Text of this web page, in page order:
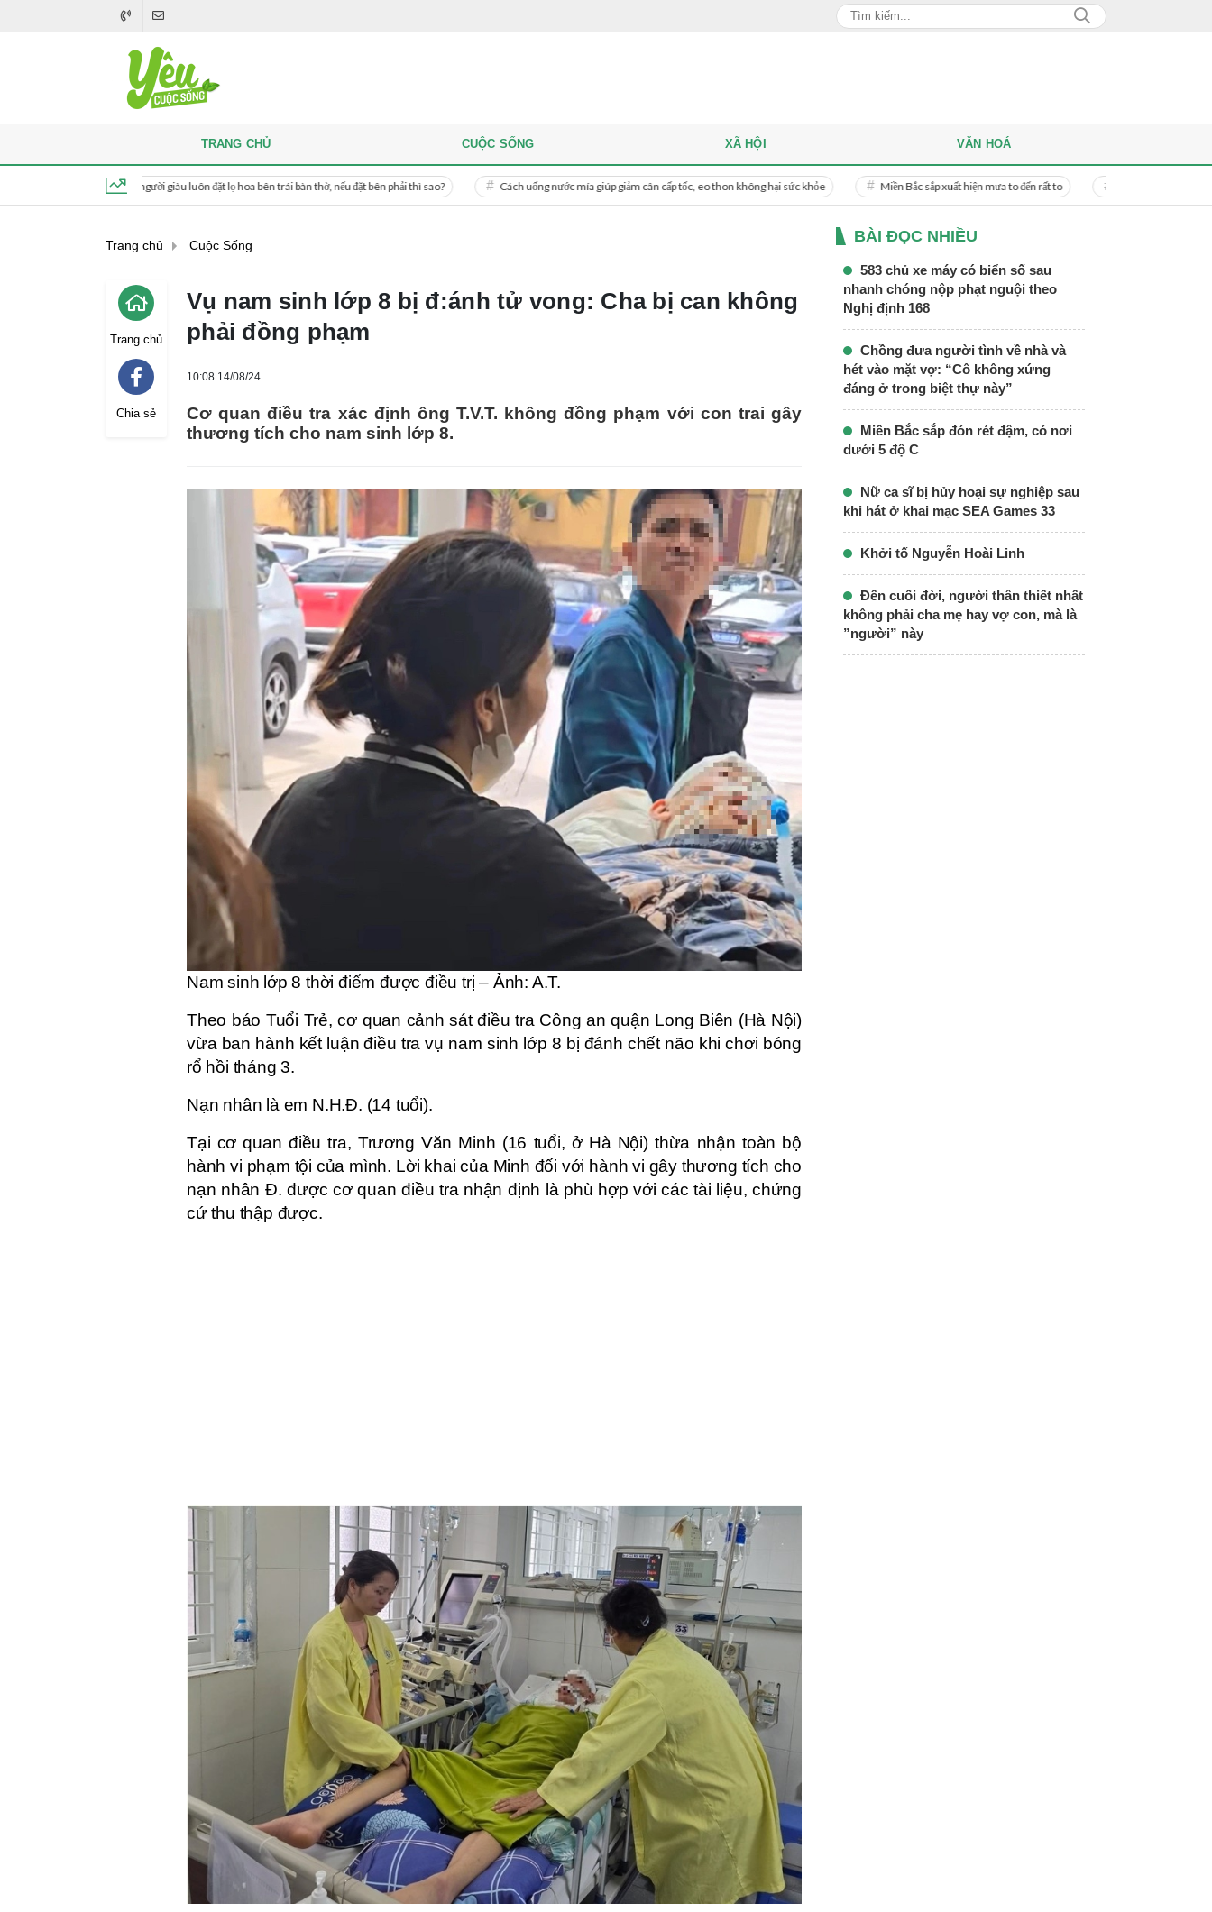
thắp hương, người giàu luôn đặt lọ hoa bên trái bàn thờ, nếu đặt bên phải thì sao? Cách uống nước mía giúp giảm cân cấp tốc, eo thon không hại sức khỏe Miền Bắc sắp xuất hiện mưa to đến rất to Danh tính người phụ nữ bị bạn trai
TRANG CHỦ CUỘC SỐNG XÃ HỘI VĂN HOÁ
Trang chủ Cuộc Sống
Trang chủ
Chia sẻ
Vụ nam sinh lớp 8 bị đ:ánh tử vong: Cha bị can không
phải đồng phạm
10:08 14/08/24
Cơ quan điều tra xác định ông T.V.T. không đồng phạm với con trai gây
thương tích cho nam sinh lớp 8.
Nam sinh lớp 8 thời điểm được điều trị – Ảnh: A.T.
Theo báo Tuổi Trẻ, cơ quan cảnh sát điều tra Công an quận Long Biên (Hà Nội)
vừa ban hành kết luận điều tra vụ nam sinh lớp 8 bị đánh chết não khi chơi bóng
rổ hồi tháng 3.
Nạn nhân là em N.H.Đ. (14 tuổi).
Tại cơ quan điều tra, Trương Văn Minh (16 tuổi, ở Hà Nội) thừa nhận toàn bộ
hành vi phạm tội của mình. Lời khai của Minh đối với hành vi gây thương tích cho
nạn nhân Đ. được cơ quan điều tra nhận định là phù hợp với các tài liệu, chứng
cứ thu thập được.
BÀI ĐỌC NHIỀU
583 chủ xe máy có biển số sau
nhanh chóng nộp phạt nguội theo
Nghị định 168
Chồng đưa người tình về nhà và
hét vào mặt vợ: “Cô không xứng
đáng ở trong biệt thự này”
Miền Bắc sắp đón rét đậm, có nơi
dưới 5 độ C
Nữ ca sĩ bị hủy hoại sự nghiệp sau
khi hát ở khai mạc SEA Games 33
Khởi tố Nguyễn Hoài Linh
Đến cuối đời, người thân thiết nhất
không phải cha mẹ hay vợ con, mà là
”người” này